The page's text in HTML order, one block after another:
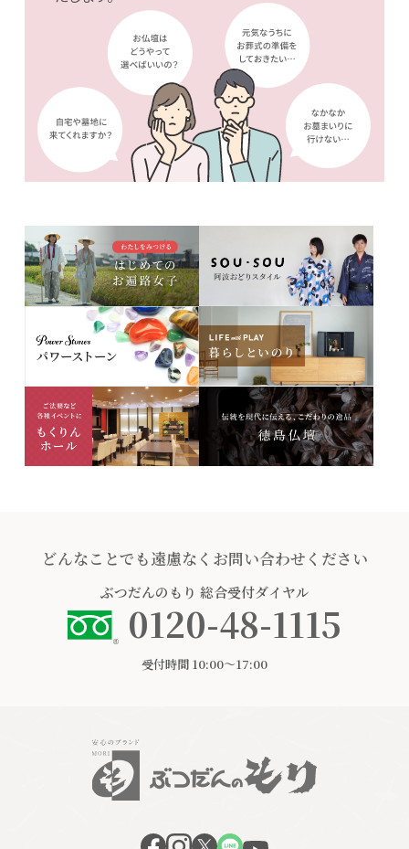
どんなことでも遠慮なくお問い合わせください
ぶつだんのもり 総合受付ダイヤル
0120-48-1115
受付時間 10:00〜17:00